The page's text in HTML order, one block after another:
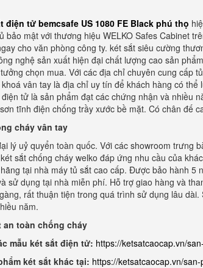
điện tử bemcsafe US 1080 FE Black phú thọ
bảo mật với thương hiệu WELKO Safes Cabinet
cho văn phòng công ty. két sắt siêu cường
nghệ sản xuất hiện đại chất lượng cao sản
chọn mua. Với các địa chỉ chuyên cung cấp
vân tay là địa chỉ uy tín để khách hàng có
tử là sản phẩm đạt các chứng nhận và nhiều
tĩnh điện chống trầy xước bề mặt. Có chân đế
cháy vân tay
lý uỷ quyển toàn quốc. Với các showroom trưng
sắt chống cháy welko đáp ứng nhu cầu của
tại nhà máy tủ sắt cao cấp. Được bảo hành 5
sử dụng tại nhà miễn phí. Hỗ trợ giao hàng và
rất thuận tiện trong quá trình sử dụng lâu
năm.
an toàn chống cháy
mẫu két sắt điện tử: https://ketsatcaocap.vn/
két sắt khác tại: https://ketsatcaocap.vn/